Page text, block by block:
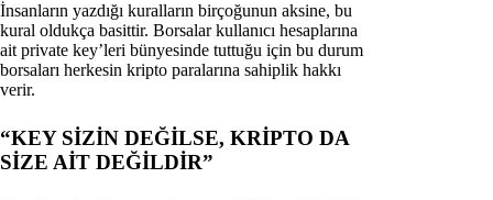
İnsanların yazdığı kuralların birçoğunun aksine, bu
kural oldukça basittir. Borsalar kullanıcı hesaplarına
ait private key’leri bünyesinde tuttuğu için bu durum
borsaları herkesin kripto paralarına sahiplik hakkı
verir.
“KEY SİZİN DEĞİLSE, KRİPTO DA
SİZE AİT DEĞİLDİR”